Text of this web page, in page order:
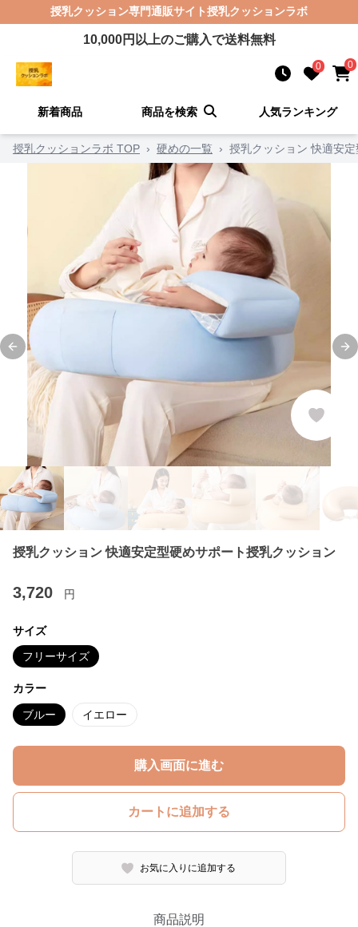
授乳クッション専門通販サイト授乳クッションラボ
10,000円以上のご購入で送料無料
0 0
新着商品 商品を検索 人気ランキング
授乳クッションラボ TOP › 硬めの一覧 › 授乳クッション 快適安
Previous slide
授乳クッション 快適安定型硬めサポート授乳クッション
3,720 円
サイズ
フリーサイズ
カラー
ブルー イエロー
購入画面に進む
カートに追加する
お気に入りに追加する
商品説明